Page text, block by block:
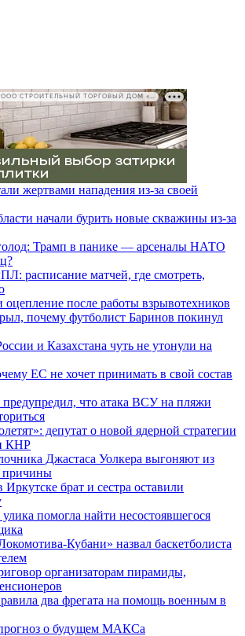
РЕКЛАМА • ООО СТРОИТЕЛЬНЫЙ ТОРГОВЫЙ ДОМ «ПЕТРОВИЧ», ИНН 7802348846
жертвами нападения из-за своей
начали бурить новые скважины из-за
Трамп в панике — арсеналы НАТО
расписание матчей, где смотреть,
оцепление после работы взрывотехников
почему футболист Баринов покинул
и Казахстана чуть не утонули на
ЕС не хочет принимать в свой состав
предупредил, что атака ВСУ на пляжи
депутат о новой ядерной стратегии
КНР
Джастаса Уолкера выгоняют из
причины
брат и сестра оставили
помогла найти несостоявшегося
Кубани» назвал баскетболиста
организаторам пирамиды,
два фрегата на помощь военным в
о будущем МАКСа